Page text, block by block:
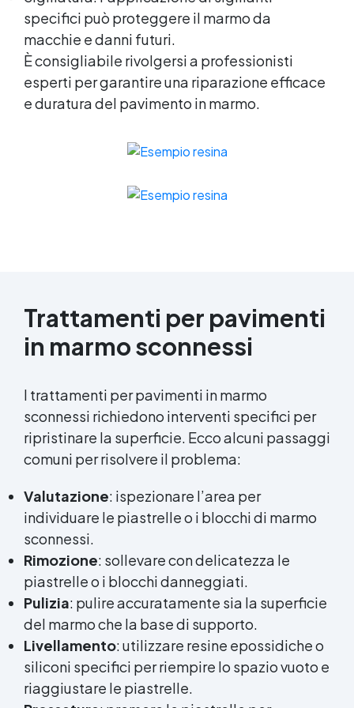
epossidico Acquista Glitter Epossidico
Applicazioni di Epossidici Colle epossidiche
bicomponente Malta epossidica Colla
bicomponente Pavimento epossidico pro e
contro Epossidica Colla epossidica plastica
specifici può proteggere il marmo da
macchie e danni futuri.
È consigliabile rivolgersi a professionisti
esperti per garantire una riparazione efficace
e duratura del pavimento in marmo.
Trattamenti per pavimenti
in marmo sconnessi
I trattamenti per pavimenti in marmo
sconnessi richiedono interventi specifici per
ripristinare la superficie. Ecco alcuni passaggi
comuni per risolvere il problema:
Valutazione: ispezionare l’area per
individuare le piastrelle o i blocchi di marmo
sconnessi.
Rimozione: sollevare con delicatezza le
piastrelle o i blocchi danneggiati.
Pulizia: pulire accuratamente sia la superficie
del marmo che la base di supporto.
Livellamento: utilizzare resine epossidiche o
siliconi specifici per riempire lo spazio vuoto e
riaggiustare le piastrelle.